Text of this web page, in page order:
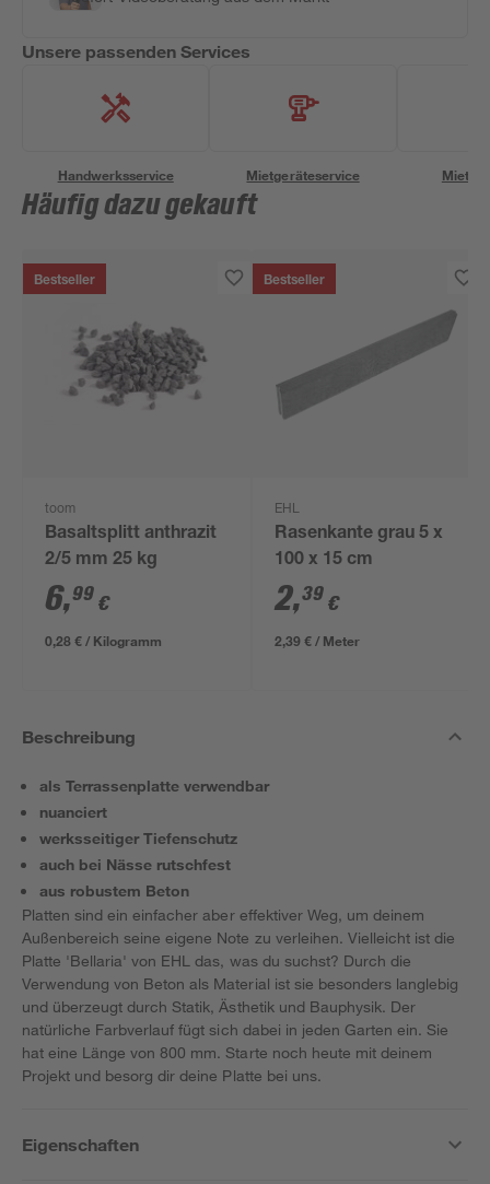
Unsere passenden Services
Handwerksservice Mietgeräteservice
Häufig dazu gekauft
Bestseller
toom
Basaltsplitt anthrazit
2/5 mm 25 kg
6,99 €
0,28 € / Kilogramm
Bestseller
EHL
Rasenkante grau 5 x
100 x 15 cm
2,39 €
2,39 € / Meter
Beschreibung
als Terrassenplatte verwendbar
nuanciert
werksseitiger Tiefenschutz
auch bei Nässe rutschfest
aus robustem Beton
Platten sind ein einfacher aber effektiver Weg, um deinem
Außenbereich seine eigene Note zu verleihen. Vielleicht ist die
Platte 'Bellaria' von EHL das, was du suchst? Durch die
Verwendung von Beton als Material ist sie besonders langlebig
und überzeugt durch Statik, Ästhetik und Bauphysik. Der
natürliche Farbverlauf fügt sich dabei in jeden Garten ein. Sie
hat eine Länge von 800 mm. Starte noch heute mit deinem
Projekt und besorg dir deine Platte bei uns.
Eigenschaften